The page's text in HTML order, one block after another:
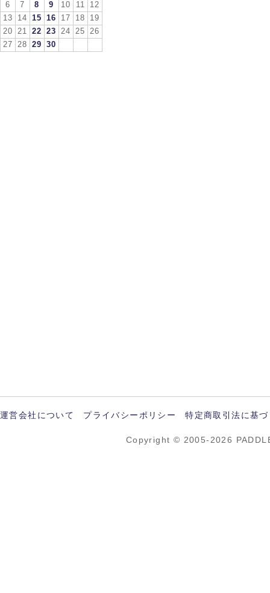
6
7 8 9 10 11
12
13
14 15 16 17 18
19
20
21 22 23 24 25
26
27
28 29 30
運営会社について プライバシーポリシー 特定商取引法に基
Copyright © 2005-2026